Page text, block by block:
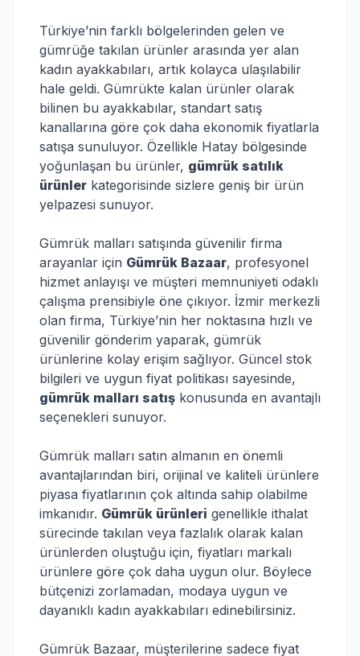
Türkiye’nin farklı bölgelerinden gelen ve
gümrüğe takılan ürünler arasında yer alan
kadın ayakkabıları, artık kolayca ulaşılabilir
hale geldi. Gümrükte kalan ürünler olarak
bilinen bu ayakkabılar, standart satış
kanallarına göre çok daha ekonomik fiyatlarla
satışa sunuluyor. Özellikle Hatay bölgesinde
yoğunlaşan bu ürünler, gümrük satılık
ürünler kategorisinde sizlere geniş bir ürün
yelpazesi sunuyor.
Gümrük malları satışında güvenilir firma
arayanlar için Gümrük Bazaar, profesyonel
hizmet anlayışı ve müşteri memnuniyeti odaklı
çalışma prensibiyle öne çıkıyor. İzmir merkezli
olan firma, Türkiye’nin her noktasına hızlı ve
güvenilir gönderim yaparak, gümrük
ürünlerine kolay erişim sağlıyor. Güncel stok
bilgileri ve uygun fiyat politikası sayesinde,
gümrük malları satış konusunda en avantajlı
seçenekleri sunuyor.
Gümrük malları satın almanın en önemli
avantajlarından biri, orijinal ve kaliteli ürünlere
piyasa fiyatlarının çok altında sahip olabilme
imkanıdır. Gümrük ürünleri genellikle ithalat
sürecinde takılan veya fazlalık olarak kalan
ürünlerden oluştuğu için, fiyatları markalı
ürünlere göre çok daha uygun olur. Böylece
bütçenizi zorlamadan, modaya uygun ve
dayanıklı kadın ayakkabıları edinebilirsiniz.
Gümrük Bazaar, müşterilerine sadece fiyat